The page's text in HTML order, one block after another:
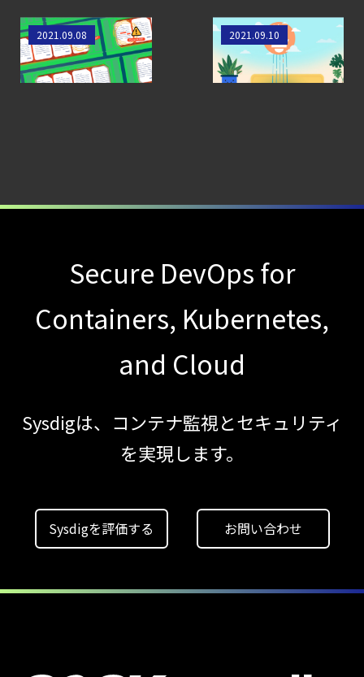
によるセキュリティの新常識
【ブログ】
JADEPUFFER
【ブログ】
Posture
【ブログ】CISO
のための Headless
Cloud Security
【ブログ】
AIワークロードのコンテナセキュリティ
【ブログ】
サーバ・
―
ファイル整合性監
視（FIM）のベスト
プラクティス Top9
2021.09.08
Raspiと
Prometheusでスマ
ートガーデニング
2021.09.10
Secure DevOps for
Containers, Kubernetes,
and Cloud
Sysdigは、コンテナ監視とセキュリティ
を実現します。
Sysdigを評価する お問い合わせ